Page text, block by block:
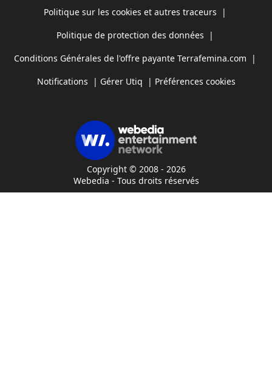
Politique sur les cookies et autres traceurs |
Politique de protection des données |
Conditions Générales de l'offre payante Terrafemina.com |
Notifications | Gérer Utiq | Préférences cookies
Copyright © 2008 - 2026
Webedia - Tous droits réservés